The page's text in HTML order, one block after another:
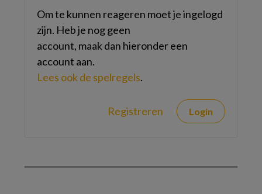
Om te kunnen reageren moet je ingelogd
zijn. Heb je nog geen
account, maak dan hieronder een
account aan.
Lees ook de spelregels.
Registreren Login